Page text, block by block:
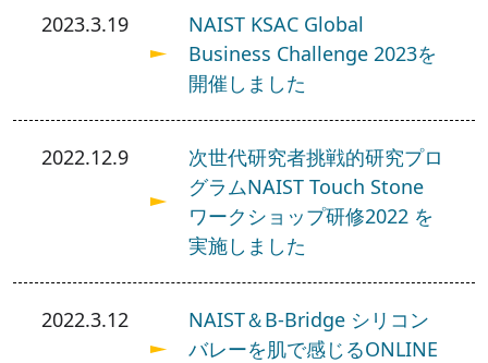
2023.3.19
NAIST KSAC Global
Business Challenge 2023を
開催しました
2022.12.9
次世代研究者挑戦的研究プロ
グラムNAIST Touch Stone
ワークショップ研修2022 を
実施しました
2022.3.12
NAIST＆B-Bridge シリコン
バレーを肌で感じるONLINE